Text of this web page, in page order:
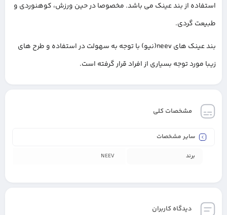
استفاده از بند عینک می باشد. مخصوصا در حین ورزش، کوهنوردی و
طبیعت گردی.
بند عینک های neev(نیو) با توجه به سهولت در استفاده و طرح های
زیبا مورد توجه بسیاری از افراد قرار گرفته است.
مشخصات کلی
سایر مشخصات
برند NEEV
دیدگاه کاربران